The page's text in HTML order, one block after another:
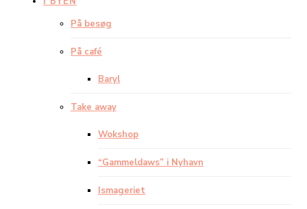
På besøg
På café
Baryl
Take away
Wokshop
“Gammeldaws” i Nyhavn
Ismageriet